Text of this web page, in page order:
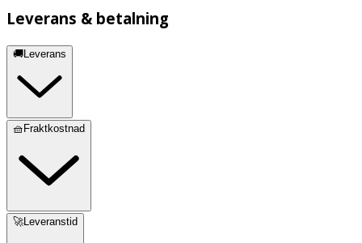
Leverans & betalning
🚚Leverans
🧺Fraktkostnad
🚀Leveranstid